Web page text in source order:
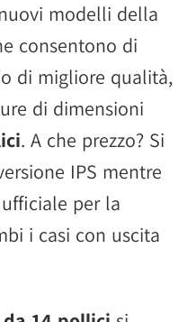
modelli della
consentono di
di migliore qualità,
di dimensioni
. A che prezzo? Si
IPS mentre
per la
i casi con uscita